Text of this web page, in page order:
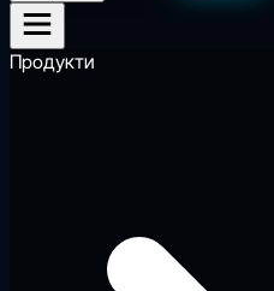
Продукти